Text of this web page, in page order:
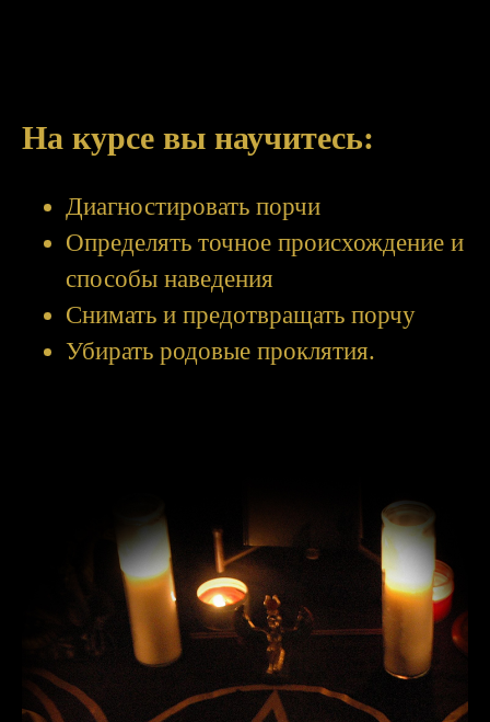
На курсе вы научитесь:
Диагностировать порчи
Определять точное происхождение и
способы наведения
Снимать и предотвращать порчу
Убирать родовые проклятия.